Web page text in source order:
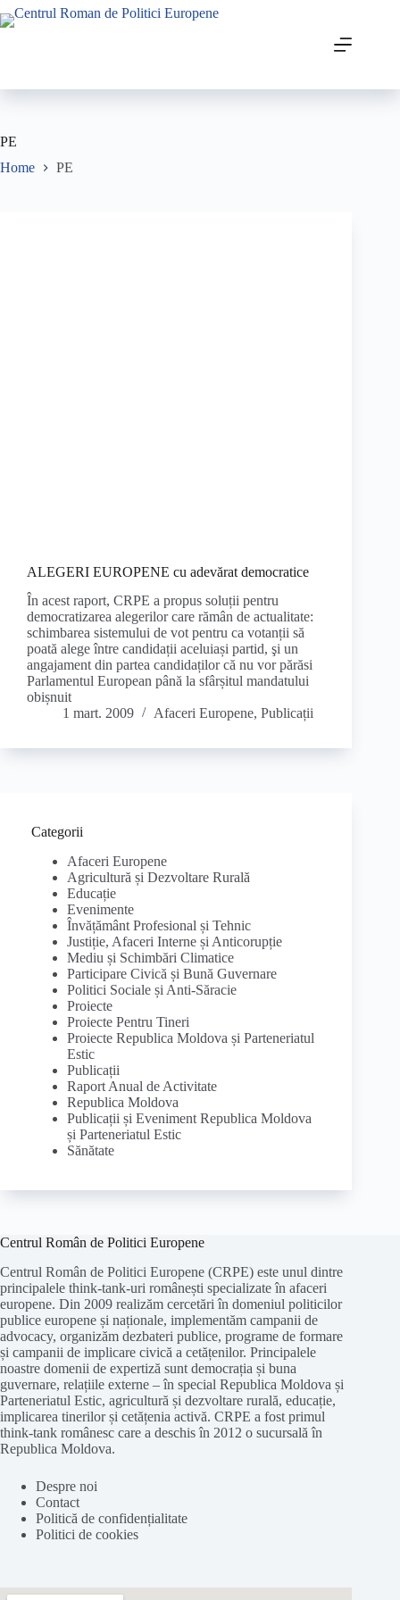
PE
Home
PE
ALEGERI EUROPENE cu adevărat democratice
În acest raport, CRPE a propus soluții pentru
democratizarea alegerilor care rămân de actualitate:
schimbarea sistemului de vot pentru ca votanții să
poată alege între candidații aceluiași partid, şi un
angajament din partea candidaților că nu vor părăsi
Parlamentul European până la sfârșitul mandatului
obișnuit
1 mart. 2009
Afaceri Europene, Publicații
Categorii
Afaceri Europene
Agricultură și Dezvoltare Rurală
Educație
Evenimente
Învățământ Profesional și Tehnic
Justiție, Afaceri Interne și Anticorupție
Mediu și Schimbări Climatice
Participare Civică și Bună Guvernare
Politici Sociale și Anti-Săracie
Proiecte
Proiecte Pentru Tineri
Proiecte Republica Moldova și Parteneriatul
Estic
Publicații
Raport Anual de Activitate
Republica Moldova
Publicații și Eveniment Republica Moldova
și Parteneriatul Estic
Sănătate
Centrul Român de Politici Europene
Centrul Român de Politici Europene (CRPE) este unul dintre
principalele think-tank-uri românești specializate în afaceri
europene. Din 2009 realizăm cercetări în domeniul politicilor
publice europene și naționale, implementăm campanii de
advocacy, organizăm dezbateri publice, programe de formare
și campanii de implicare civică a cetățenilor. Principalele
noastre domenii de expertiză sunt democrația și buna
guvernare, relațiile externe – în special Republica Moldova și
Parteneriatul Estic, agricultură și dezvoltare rurală, educație,
implicarea tinerilor și cetățenia activă. CRPE a fost primul
think-tank românesc care a deschis în 2012 o sucursală în
Republica Moldova.
Despre noi
Contact
Politică de confidențialitate
Politici de cookies